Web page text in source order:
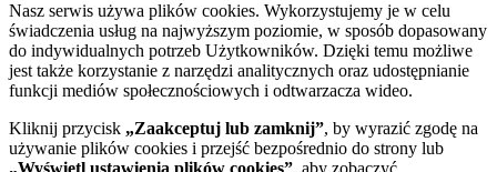
Nasz serwis używa plików cookies. Wykorzystujemy je w celu
świadczenia usług na najwyższym poziomie, w sposób dopasowany
do indywidualnych potrzeb Użytkowników. Dzięki temu możliwe
jest także korzystanie z narzędzi analitycznych oraz udostępnianie
funkcji mediów społecznościowych i odtwarzacza wideo.
Kliknij przycisk „Zaakceptuj lub zamknij”, by wyrazić zgodę na
używanie plików cookies i przejść bezpośrednio do strony lub